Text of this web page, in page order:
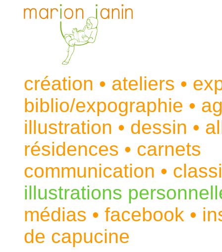
création • ateliers •
biblio/expographie •
illustration • dessin •
résidences • carnets
communication •
illustrations
médias • facebook •
de capucine